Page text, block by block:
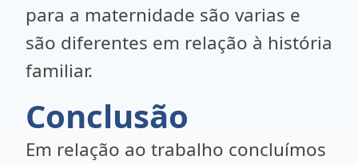
para a maternidade são varias e
são diferentes em relação à história
familiar.
Conclusão
Em relação ao trabalho concluímos